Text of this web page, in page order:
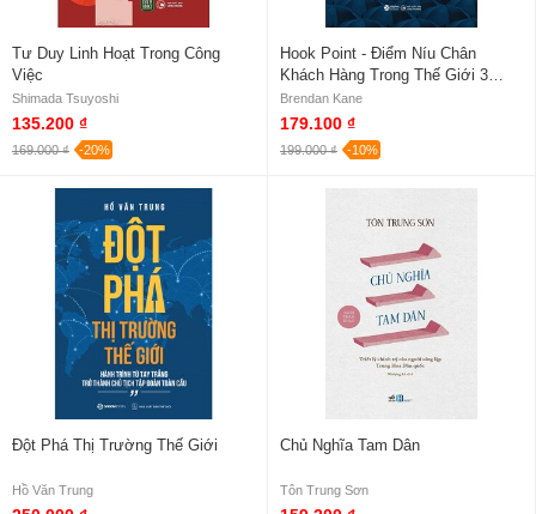
Tư Duy Linh Hoạt Trong Công
Việc
Shimada Tsuyoshi
135.200 ₫
169.000 ₫ -20%
Hook Point - Điểm Níu Chân
Khách Hàng Trong Thế Giới 3
Giây Hối Hả
Brendan Kane
179.100 ₫
199.000 ₫ -10%
Đột Phá Thị Trường Thế Giới
Hồ Văn Trung
Chủ Nghĩa Tam Dân
Tôn Trung Sơn